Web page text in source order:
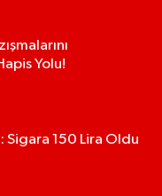
Yolu!
Sigara 150 Lira Oldu